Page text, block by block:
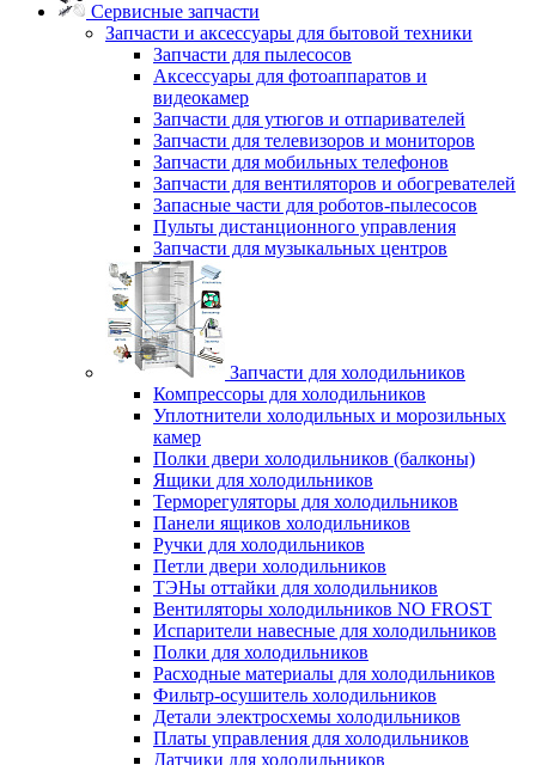
Сервисные запчасти
Запчасти и аксессуары для бытовой техники
Запчасти для пылесосов
Аксессуары для фотоаппаратов и
видеокамер
Запчасти для утюгов и отпаривателей
Запчасти для телевизоров и мониторов
Запчасти для мобильных телефонов
Запчасти для вентиляторов и обогревателей
Запасные части для роботов-пылесосов
Пульты дистанционного управления
Запчасти для музыкальных центров
Запчасти для холодильников
Компрессоры для холодильников
Уплотнители холодильных и морозильных
камер
Полки двери холодильников (балконы)
Ящики для холодильников
Терморегуляторы для холодильников
Панели ящиков холодильников
Ручки для холодильников
Петли двери холодильников
ТЭНы оттайки для холодильников
Вентиляторы холодильников NO FROST
Испарители навесные для холодильников
Полки для холодильников
Расходные материалы для холодильников
Фильтр-осушитель холодильников
Детали электросхемы холодильников
Платы управления для холодильников
Датчики для холодильников